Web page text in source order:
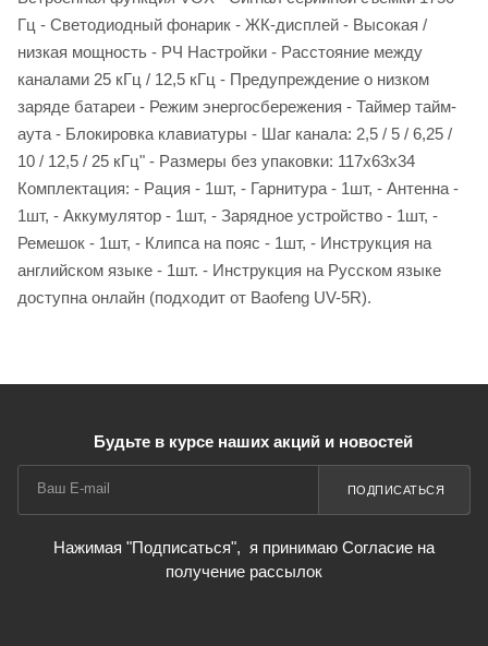
Гц - Светодиодный фонарик - ЖК-дисплей - Высокая /
низкая мощность - РЧ Настройки - Расстояние между
каналами 25 кГц / 12,5 кГц - Предупреждение о низком
заряде батареи - Режим энергосбережения - Таймер тайм-
аута - Блокировка клавиатуры - Шаг канала: 2,5 / 5 / 6,25 /
10 / 12,5 / 25 кГц" - Размеры без упаковки: 117x63x34
Комплектация: - Рация - 1шт, - Гарнитура - 1шт, - Антенна -
1шт, - Аккумулятор - 1шт, - Зарядное устройство - 1шт, -
Ремешок - 1шт, - Клипса на пояс - 1шт, - Инструкция на
английском языке - 1шт. - Инструкция на Русском языке
доступна онлайн (подходит от Baofeng UV-5R).
Будьте в курсе наших акций и новостей
ПОДПИСАТЬСЯ
Нажимая "Подписаться", я принимаю Согласие на
получение рассылок